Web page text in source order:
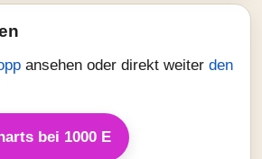
ansehen oder direkt weiter den
bei 1000 E